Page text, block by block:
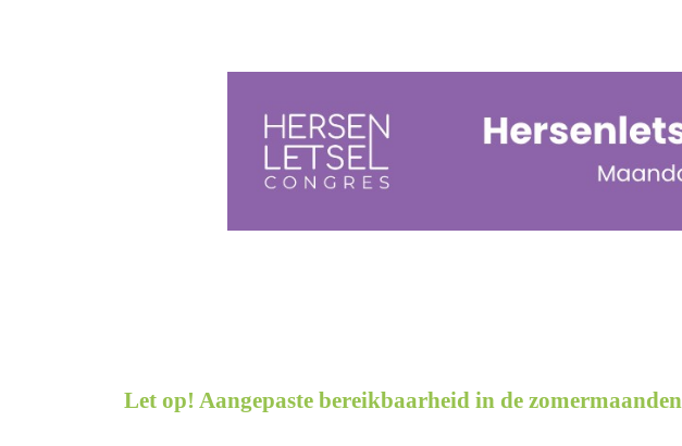
Let op! Aangepaste bereikbaarheid in de zomermaanden